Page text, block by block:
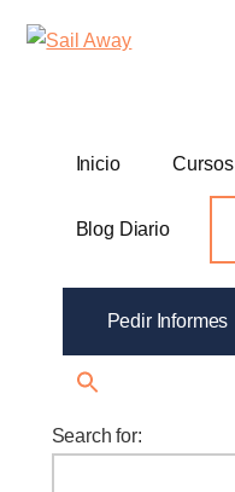
Additional
menu
Sail
Academia
Inicio
Cursos
Blog Diario
Pedir Informes
Search for: